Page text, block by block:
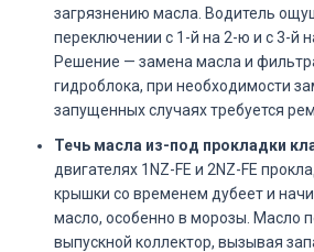
загрязнению масла. Водитель
переключении с 1-й на 2-ю и с 3-й
Решение — замена масла и
гидроблока, при необходимости
запущенных случаях требуется
Течь масла из-под прокладки
двигателях 1NZ-FE и 2NZ-FE
крышки со временем дубеет и
масло, особенно в морозы. Масло
выпускной коллектор, вызывая